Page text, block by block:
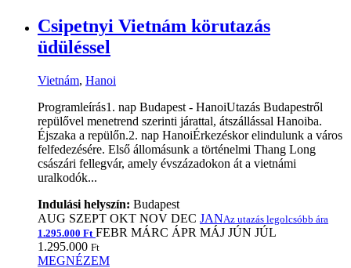
Csipetnyi Vietnám körutazás
üdüléssel
Vietnám, Hanoi
Programleírás1. nap Budapest - HanoiUtazás Budapestről
repülővel menetrend szerinti járattal, átszállással Hanoiba.
Éjszaka a repülőn.2. nap HanoiÉrkezéskor elindulunk a város
felfedezésére. Első állomásunk a történelmi Thang Long
császári fellegvár, amely évszázadokon át a vietnámi
uralkodók...
Indulási helyszín: Budapest
AUG SZEPT OKT NOV DEC JANAz utazás legolcsóbb ára
1.295.000 Ft FEBR MÁRC ÁPR MÁJ JÚN JÚL
1.295.000 Ft
MEGNÉZEM